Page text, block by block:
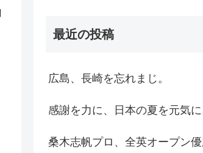
最近の投稿
広島、長崎を忘れまじ。
感謝を力に、日本の夏を元気に
桑木志帆プロ、全英オープン優